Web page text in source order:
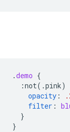
.demo {
:not(.pink)
opacity :
filter :
}
}